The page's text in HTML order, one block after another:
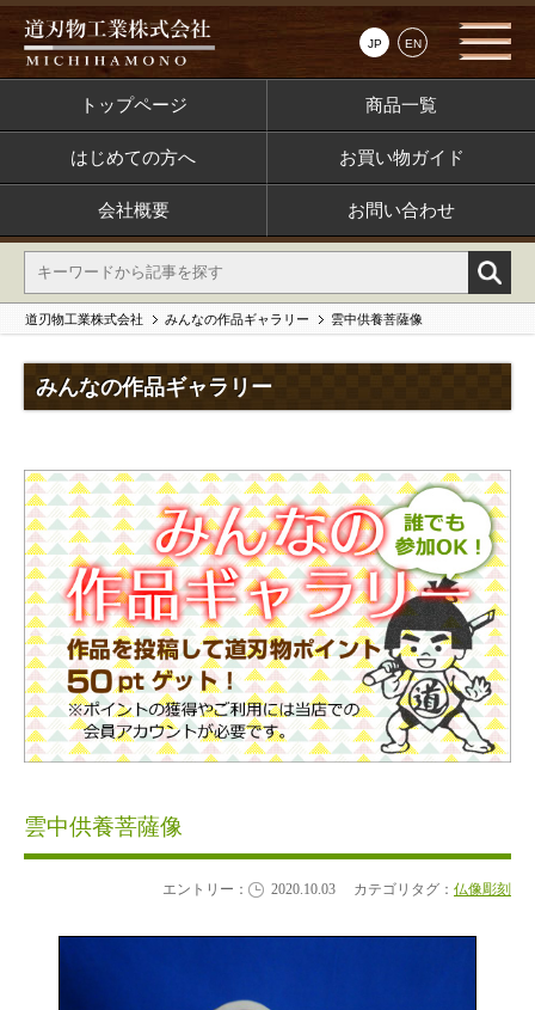
JP EN
トップページ 商品一覧
はじめての方へ お買い物ガイド
会社概要 お問い合わせ
道刃物工業株式会社 みんなの作品ギャラリー 雲中供養菩薩像
みんなの作品ギャラリー
雲中供養菩薩像
エントリー： 2020.10.03 カテゴリタグ： 仏像彫刻